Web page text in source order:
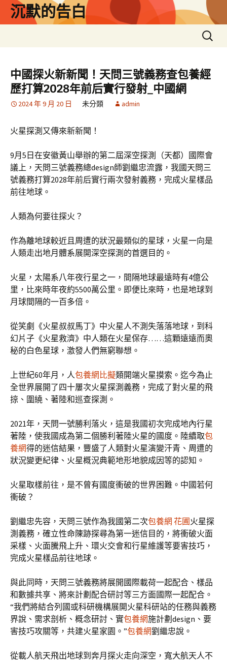
沉默的告白
搜
尋
鍵
字:
中國探火新新聞！天問三號義務查包養經
歷打算2028年前后實行發射_中國網
2024 年 9 月 20 日 未分類 admin
火星探測又傳來新新聞！
9月5日在安徽黃山舉辦的第二屆深空探測（天都）國際會
議上，天問三號義務總design師劉繼忠流露，我國天問三
號義務打算2028年前后實行兩次發射義務，完成火星樣品
前往地球。
人類為何要往探火？
作為離地球較近且周遭的狀況最類似的星球，火星一向是
人類走出地月體系展開深空探測的首選目的。
火星，太陽系八年夜行星之一，間隔地球最遠時有4億公
里，比來時年夜約5500萬公里。即便比來時，也是地球到
月球間隔的一百多倍。
從笑劇《火星叔叔馬丁》中火星人不測失落落地球，到科
幻片子《火星救濟》中人類在火星保存……這顆遠遠而奧
秘的白色星球，激發人們無窮聯想。
上世紀60年月，人包養網比擬類開端火星摸索。迄今為止
全世界展開了四十屢次火星探測義務，完成了對火星的飛
掠、圍繞、著陸和巡查探測。
2021年，天問一號勝利落火，這是我國初次完成地內行星
著陸，使我國成為第二個勝利著陸火星的國度。陸續取包
養網得的迷信結果，豐盛了人類對火星演變汗青、周遭的
狀況變更紀律、火星概況典範地形地貌成因等的認知。
火星取樣前往，是不曾有國度衝破的世界困難。中國若何
衝破？
劉繼忠先容，天問三號作為我國第二次包養網 花圃火星探
測義務，確立性命陳跡探尋為第一迷信目的，將衝破火面
采樣、火面騰飛上升、環火交會和行星維護等要害技巧，
完成火星樣品前往地球。
與此同時，天問三號義務將展開國際載荷一起配合、樣品
和數據共享、將來計劃配合研討等三方面國際一起配合。
“我們將結合列國或科研機構展開火星科研站的任務與義務
界說、需求剖析、概念研討、實包養網施計劃design、要
害技巧攻關等，共建火星家園。”包養網劉繼忠說。
從載人航天飛出地球到奔月探火走向深空，寬大航天人不